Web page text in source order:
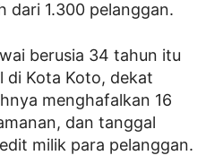
dari 1.300 pelanggan.
berusia 34 tahun itu
di Kota Koto, dekat
menghafalkan 16
dan tanggal
milik para pelanggan.